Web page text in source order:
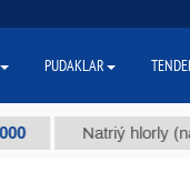
Natriý hlorly (nahar
PUDAKLAR